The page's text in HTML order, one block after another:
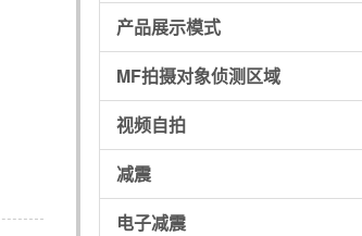
产品展示模式
MF拍摄对象侦测区域
视频自拍
减震
电子减震